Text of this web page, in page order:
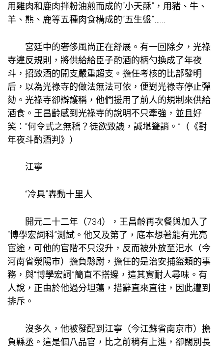
用雞肉和鹿肉拌粉油煎而成的“小天酥”，用豬、牛、
羊、熊、鹿等五種肉食構成的“五生盤”……
宮廷中的奢侈風尚正在舒展。有一回除夕，光祿
寺違反規則，將供給給臣子酌酒的柄勺換成了年夜
斗，招致酒的開支嚴重超支。擔任考核的比部發明
后，以為光祿寺的做法無法可依，便對光祿寺停止彈
劾。光祿寺卻辯護稱，他們援用了前人的規制來供給
酒食。王昌齡感到光祿寺的說明不只牽強，並且好
笑：“何令式之無稽？徒欲致譏，誠堪聳誚。”（《對
年夜斗酌酒判》）
江寧
“冷具”轟動十里人
開元二十二年（734），王昌齡再次餐與加入了
“博學宏詞科”測試。他又及第了，底本想著能有光亮
宦途，可他的官階不只沒升，反而被外放至汜水（今
河南省滎陽市）擔負縣尉，擔任的是治安捕盜類的事
務，與“博學宏詞”簡直不搭邊，這其實耐人尋味。有
人說，正由於他過分坦蕩，措辭直來直往，因此遭到
排斥。
沒多久，他被發配到江寧（今江蘇省南京市）擔
負縣丞。這是個八品官，比之前稍有上進，卻闊別長